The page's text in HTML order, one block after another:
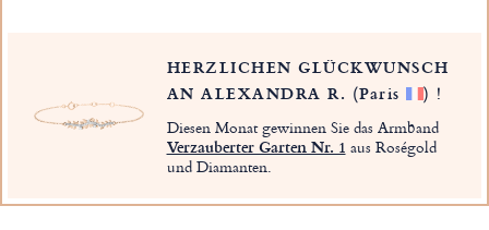
HERZLICHEN GLÜCKWUNSCH
AN ALEXANDRA R. (Paris ) !
Diesen Monat gewinnen Sie das Armband
Verzauberter Garten Nr. 1 aus Roségold
und Diamanten.